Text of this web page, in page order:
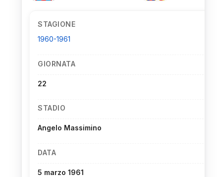
STAGIONE
1960-1961
GIORNATA
22
STADIO
Angelo Massimino
DATA
5 marzo 1961